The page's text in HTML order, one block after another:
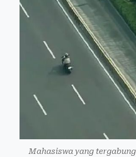
Mahasiswa yang